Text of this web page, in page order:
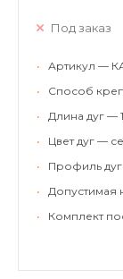
Под заказ
•
Артикул —
•
Способ
•
Длина дуг —
•
Цвет дуг —
•
Профиль
•
Допустимая
•
Комплект